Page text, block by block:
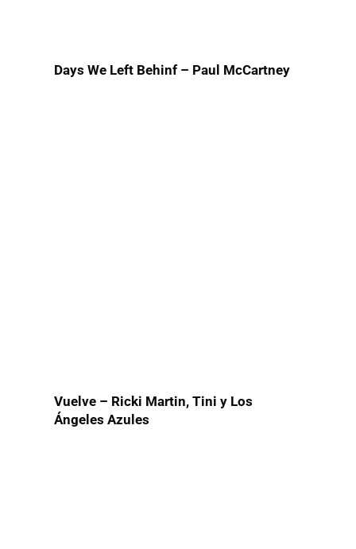
Days We Left Behinf – Paul McCartney
Vuelve – Ricki Martin, Tini y Los
Ángeles Azules